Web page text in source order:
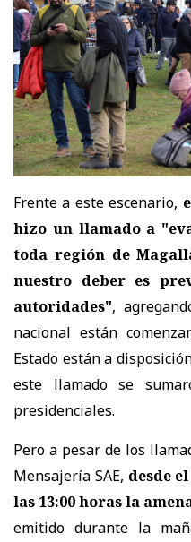
Frente a este escenario,
hizo un llamado a
toda región de
nuestro deber es
autoridades",
nacional están
Estado están a
este llamado se
presidenciales.
Pero a pesar de los
Mensajería SAE, desde
las 13:00 horas la
emitido durante la